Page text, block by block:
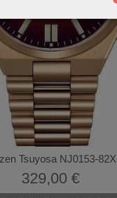
Tsuyosa NJ0153-82X
329,00 €